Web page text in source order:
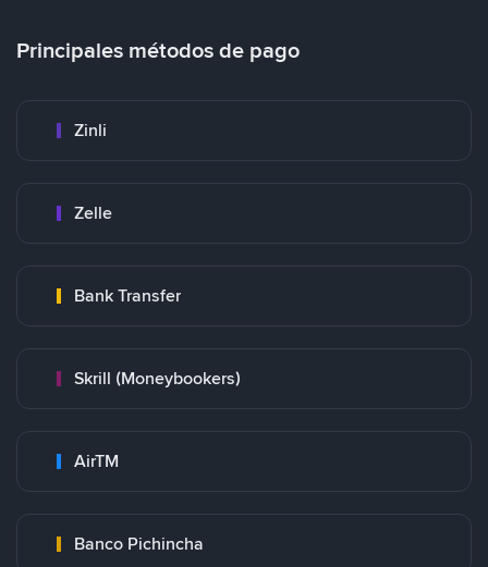
Principales métodos de pago
Zinli
Zelle
Bank Transfer
Skrill (Moneybookers)
AirTM
Banco Pichincha